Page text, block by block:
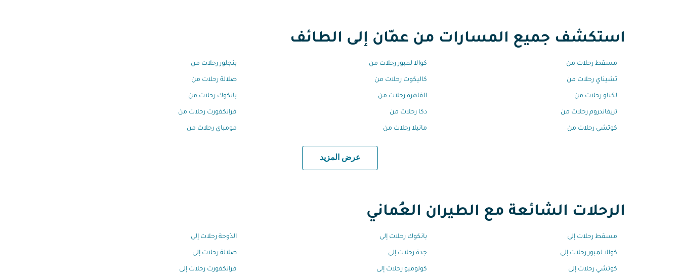
استكشف جميع المسارات من عمّان إلى الطائف
مسقط رحلات من كوالا لمبور رحلات من بنجلور رحلات من
تشيناي رحلات من كاليكوت رحلات من صلالة رحلات من
لكناو رحلات من القاهرة رحلات من بانكوك رحلات من
تريفاندروم رحلات من دكا رحلات من فرانكفورت رحلات من
كوتشي رحلات من مانيلا رحلات من مومباي رحلات من
عرض المزيد
الرحلات الشائعة مع الطيران العُماني
مسقط رحلات إلى بانكوك رحلات إلى الدّوحة رحلات إلى
كوالا لمبور رحلات إلى جدة رحلات إلى صلالة رحلات إلى
كوتشي رحلات إلى كولومبو رحلات إلى فرانكفورت رحلات إلى